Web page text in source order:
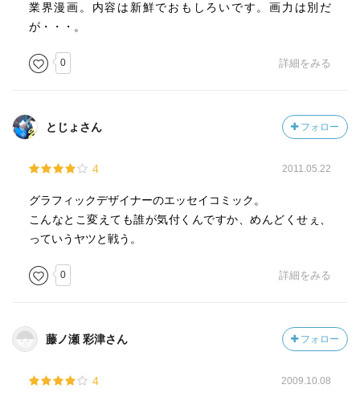
業界漫画。内容は新鮮でおもしろいです。画力は別だ
が・・・。
0 詳細をみる
とじょさん フォロー
4 2011.05.22
グラフィックデザイナーのエッセイコミック。
こんなとこ変えても誰が気付くんですか、めんどくせぇ、
っていうヤツと戦う。
0 詳細をみる
藤ノ瀬 彩津さん フォロー
4 2009.10.08